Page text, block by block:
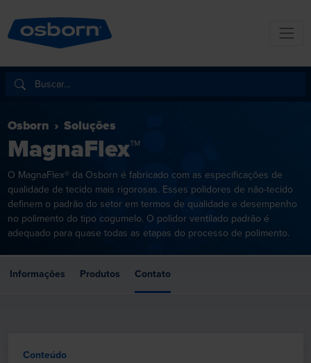
Osborn Soluções
MagnaFlex™
O MagnaFlex® da Osborn é fabricado com as especificações de
qualidade de tecido mais rigorosas. Esses polidores de não-tecido
definem o padrão do setor em termos de qualidade e desempenho
no polimento do tipo cogumelo. O polidor ventilado padrão é
adequado para quase todas as etapas do processo de polimento.
Informações Produtos Contato
Conteúdo